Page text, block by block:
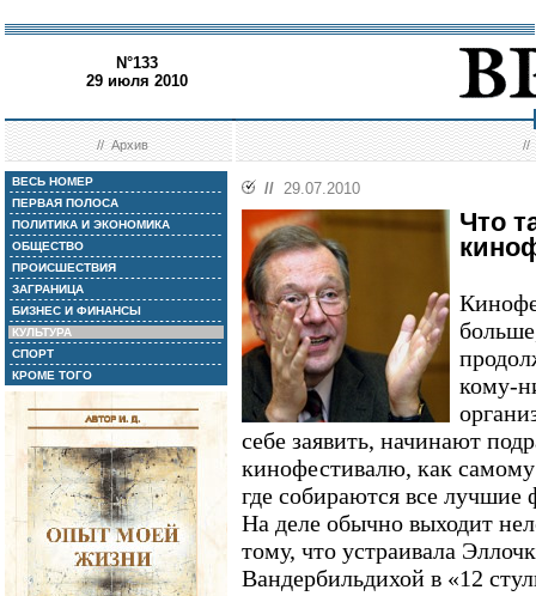
N°133
29 июля 2010
//Архив //
ВЕСЬ НОМЕР
ПЕРВАЯ ПОЛОСА
ПОЛИТИКА И ЭКОНОМИКА
ОБЩЕСТВО
ПРОИСШЕСТВИЯ
ЗАГРАНИЦА
БИЗНЕС И ФИНАНСЫ
КУЛЬТУРА
СПОРТ
КРОМЕ ТОГО
// 29.07.2010
Что
кому-
себе заявить, начинают
кинофестивалю, как
где собираются все
На деле обычно выходит
тому, что устраивала
Вандербильдихой в «12